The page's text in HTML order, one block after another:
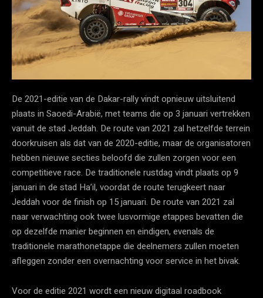
De 2021-editie van de Dakar-rally vindt opnieuw uitsluitend
plaats in Saoedi-Arabië, met teams die op 3 januari vertrekken
vanuit de stad Jeddah. De route van 2021 zal hetzelfde terrein
doorkruisen als dat van de 2020-editie, maar de organisatoren
hebben nieuwe secties beloofd die zullen zorgen voor een
competitieve race. De traditionele rustdag vindt plaats op 9
januari in de stad Ha’il, voordat de route terugkeert naar
Jeddah voor de finish op 15 januari. De route van 2021 zal
naar verwachting ook twee lusvormige etappes bevatten die
op dezelfde manier beginnen en eindigen, evenals de
traditionele marathonetappe die deelnemers zullen moeten
afleggen zonder een overnachting voor service in het bivak.
Voor de editie 2021 wordt een nieuw digitaal roadbook